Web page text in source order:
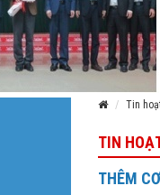
Tin
TIN
THÊM